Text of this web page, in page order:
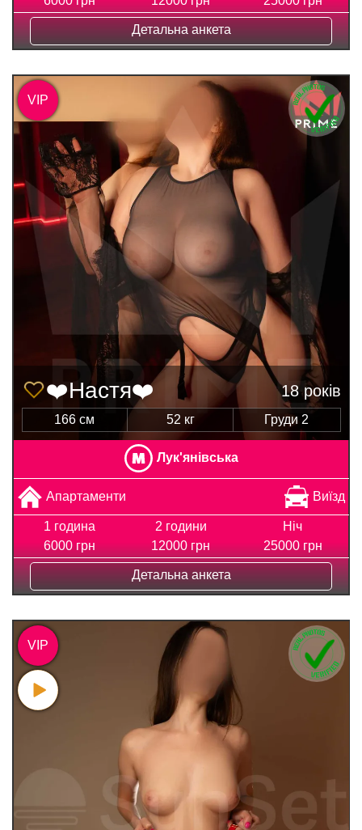
Детальна анкета
❤️Настя❤️ 18 років
166 см 52 кг Груди 2
Лук'янівська
Апартаменти Виїзд
1 година
6000 грн
2 години
12000 грн
Ніч
25000 грн
Детальна анкета
VIP
VIP